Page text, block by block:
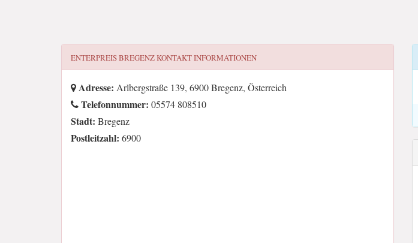
ENTERPREIS BREGENZKONTAKT INFORMATIONEN
Adresse: Arlbergstraße 139, 6900 Bregenz, Österreich
Telefonnummer: 05574 808510
Stadt: Bregenz
Postleitzahl: 6900